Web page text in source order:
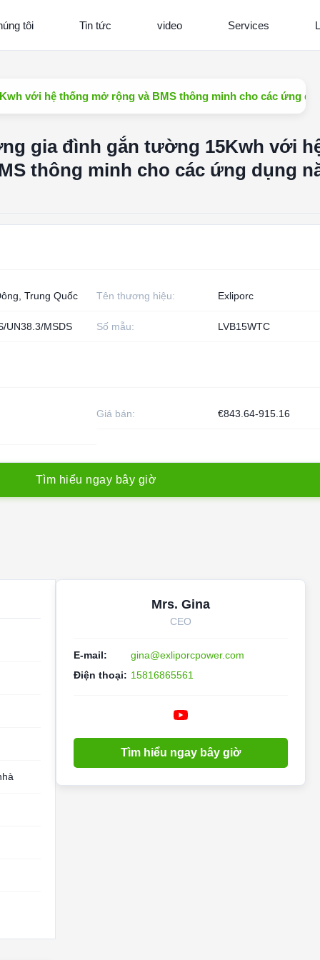
tôi Tin tức video Services
với hệ thống mở rộng và BMS thông minh cho các ứng
gia đình gắn tường 15Kwh với
thông minh cho các ứng dụng
Trung Quốc Tên thương hiệu: Exliporc
UN38.3/MSDS Số mẫu: LVB15WTC
Giá bán: €843.64-915.16
Tìm hiểu ngay bây giờ
Mrs. Gina
CEO
E-mail:
gina@exliporcpower.com
Điện thoại: 15816865561
Tìm hiểu ngay bây giờ